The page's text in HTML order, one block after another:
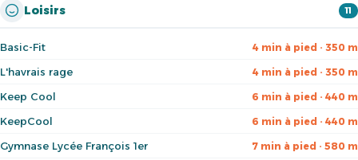
Loisirs 11
Basic-Fit 4 min à pied · 350 m
L'havrais rage 4 min à pied · 350 m
Keep Cool 6 min à pied · 440 m
KeepCool 6 min à pied · 440 m
Gymnase Lycée François 1er 7 min à pied · 580 m